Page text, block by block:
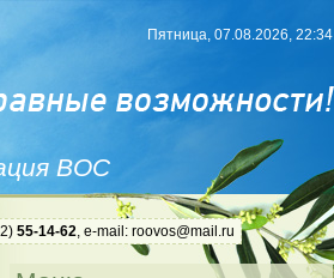
ВОС
Пятница, 07.08.2026, 22:34
55-14-62, e-mail: roovos@mail.ru